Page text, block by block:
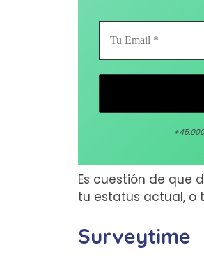
Tu
Email
Es cuestión de que
tu estatus actual, o
Surveytime